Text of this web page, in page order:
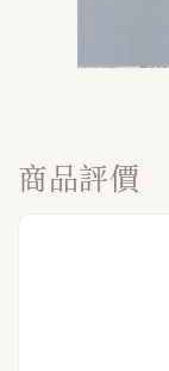
商品評價